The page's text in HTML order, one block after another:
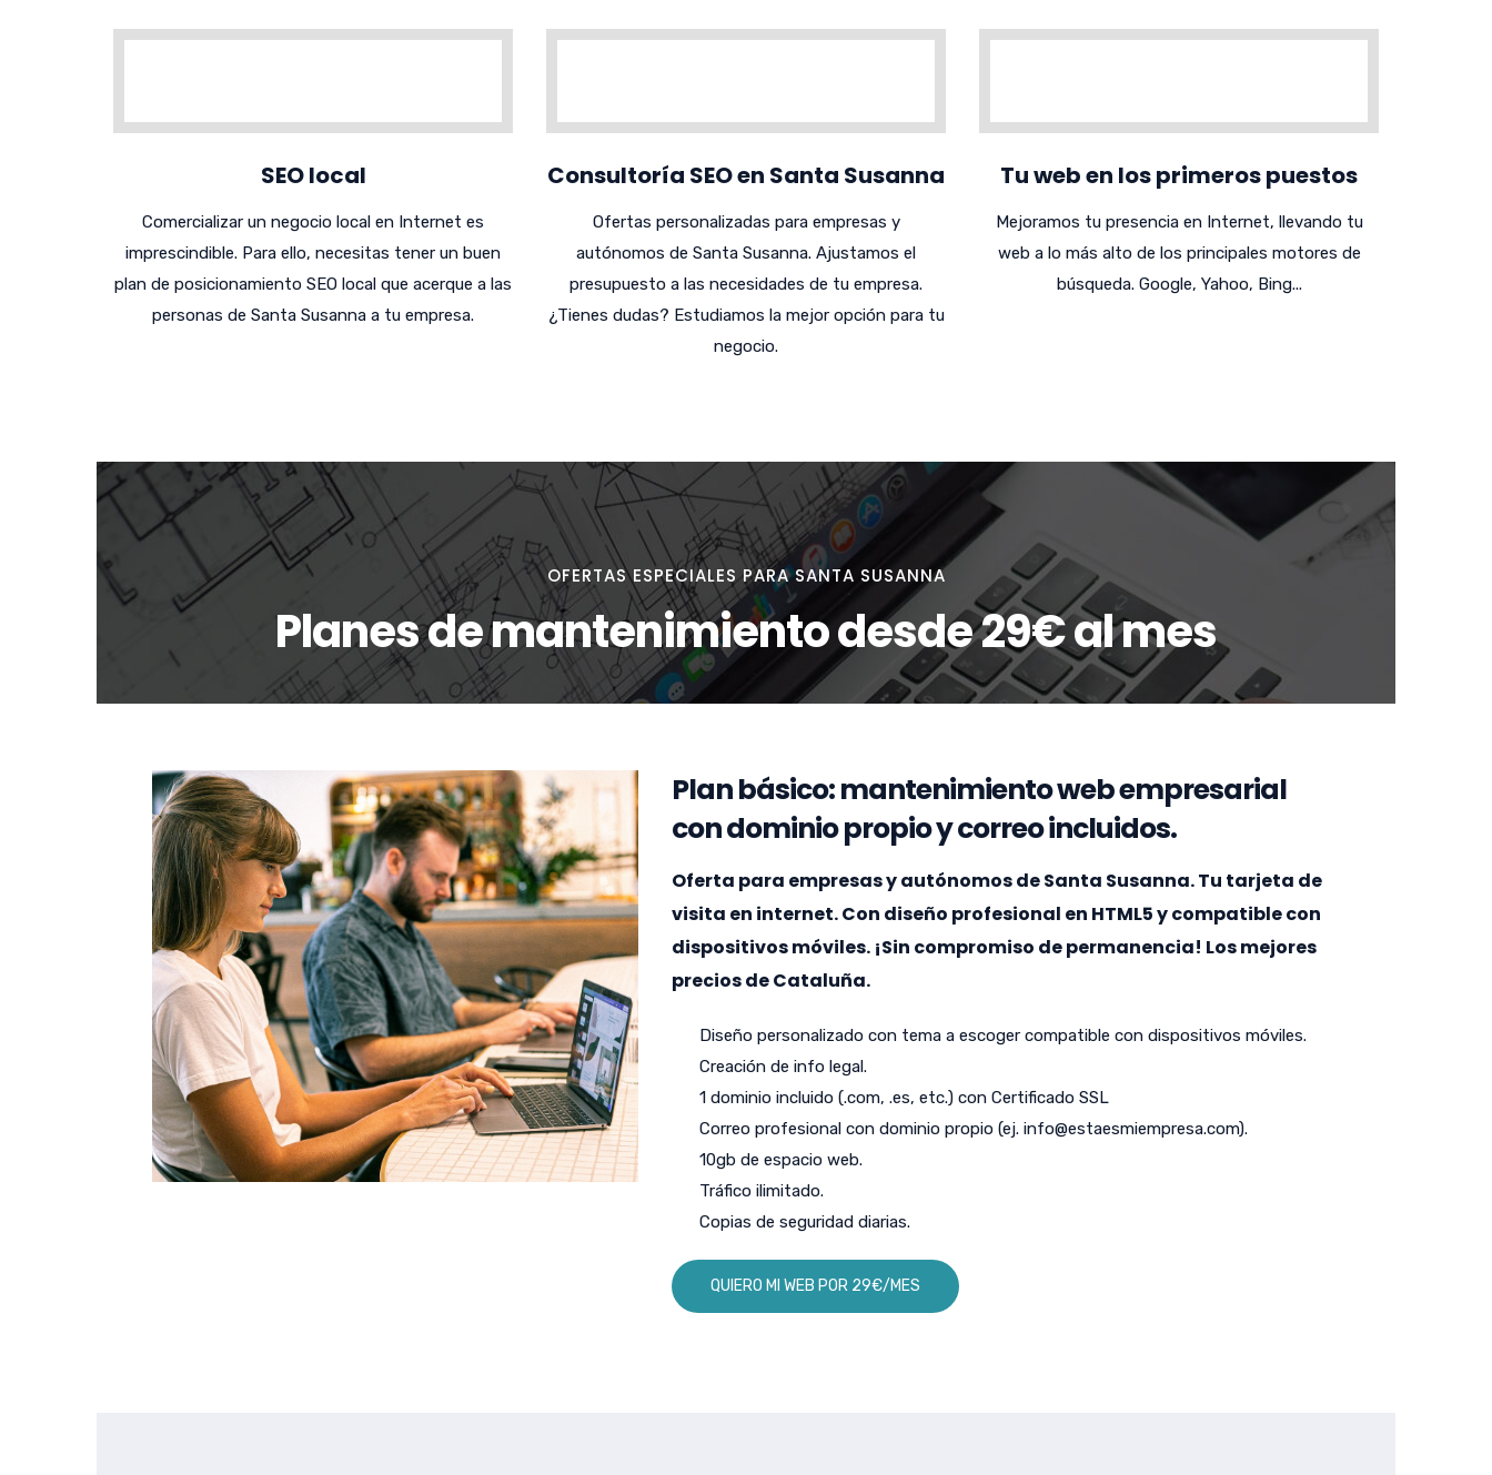
SEO local
Comercializar un negocio local en Internet es
imprescindible. Para ello, necesitas tener un buen
plan de posicionamiento SEO local que acerque a las
personas de Santa Susanna a tu empresa.
Consultoría SEO en Santa Susanna
Ofertas personalizadas para empresas y
autónomos de Santa Susanna. Ajustamos el
presupuesto a las necesidades de tu empresa.
¿Tienes dudas? Estudiamos la mejor opción para tu
negocio.
Tu web en los primeros puestos
Mejoramos tu presencia en Internet, llevando tu
web a lo más alto de los principales motores de
búsqueda. Google, Yahoo, Bing...
OFERTAS ESPECIALES PARA SANTA SUSANNA
Planes de mantenimiento desde 29€ al mes
Plan básico: mantenimiento web empresarial
con dominio propio y correo incluidos.
Oferta para empresas y autónomos de Santa Susanna. Tu tarjeta de
visita en internet. Con diseño profesional en HTML5 y compatible con
dispositivos móviles. ¡Sin compromiso de permanencia! Los mejores
precios de Cataluña.
Diseño personalizado con tema a escoger compatible con dispositivos móviles.
Creación de info legal.
1 dominio incluido (.com, .es, etc.) con Certificado SSL
Correo profesional con dominio propio (ej. info@estaesmiempresa.com).
10gb de espacio web.
Tráfico ilimitado.
Copias de seguridad diarias.
QUIERO MI WEB POR 29€/MES